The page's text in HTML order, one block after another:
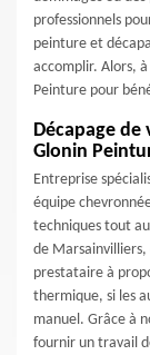
professionnels
peinture et
accomplir. Alors,
Peinture pour
Décapage de
Glonin
Entreprise
équipe
techniques tout
de Marsainvilliers,
prestataire à
thermique, si les
manuel. Grâce à
fournir un travail